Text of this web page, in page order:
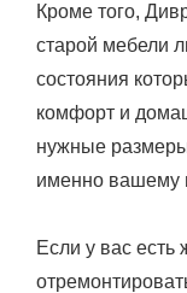
Кроме того,
старой мебели
состояния
комфорт и
нужные
именно вашему
Если у вас есть